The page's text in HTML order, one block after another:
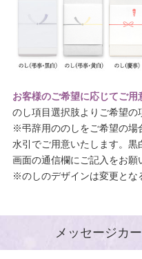
お客様のご希望に応じてご用
のし項目選択肢よりご希望の
※弔辞用ののしをご希望の場
水引でご用意いたします。黒
画面の通信欄にご記入をお願
※のしのデザインは変更とな
メッセージカ